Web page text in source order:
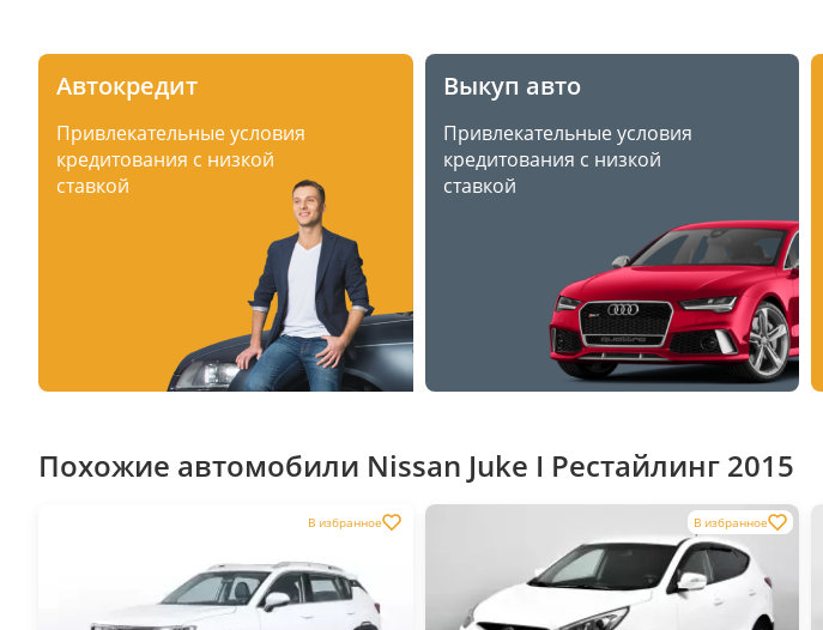
Автокредит
Привлекательные условия
кредитования с низкой
ставкой
Выкуп авто
Привлекательные условия
кредитования с низкой
ставкой
Похожие автомобили Nissan Juke I Рестайлинг 2015
В избранное В избранное